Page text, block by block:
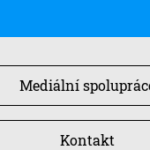
Mediální
Kontakt